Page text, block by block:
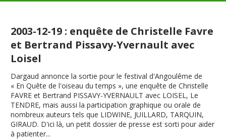
2003-12-19 : enquête de Christelle Favre
et Bertrand Pissavy-Yvernault avec
Loisel
Dargaud annonce la sortie pour le festival d'Angoulême de
« En Quête de l'oiseau du temps », une enquête de Christelle
FAVRE et Bertrand PISSAVY-YVERNAULT avec LOISEL, Le
TENDRE, mais aussi la participation graphique ou orale de
nombreux auteurs tels que LIDWINE, JUILLARD, TARQUIN,
GIRAUD. D'ici là, un petit dossier de presse est sorti pour aider
à patienter...